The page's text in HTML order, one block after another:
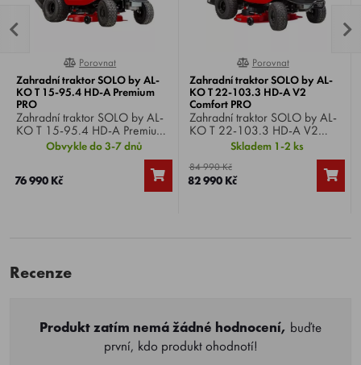
0%
Porovnat
Zahradní traktor SOLO by AL-
KO T 15-95.4 HD-A Premium
PRO
Zahradní traktor SOLO by AL-
KO T 15-95.4 HD-A Premium
PRO , motor AL-KO Pro 450, 1
válec, výkon 15.0 HP, záběr
převodovka, koš 310 litrů.
Obvykle do 3-7 dnů
76 990 Kč
0%
Porovnat
Zahradní traktor SOLO by AL-
KO T 22-103.3 HD-A V2
Comfort PRO
Zahradní traktor SOLO by AL-
KO T 22-103.3 HD-A V2
Comfort PRO , motor AL-KO
Pro 700 V-Twin, výkon 22 HP,
záběr 103 cm, hydrostatická
převodovka, koš 250 litrů.
Skladem 1-2 ks
84 990 Kč
82 990 Kč
Recenze
Produkt zatím nemá žádné hodnocení, buďte
první, kdo produkt ohodnotí!